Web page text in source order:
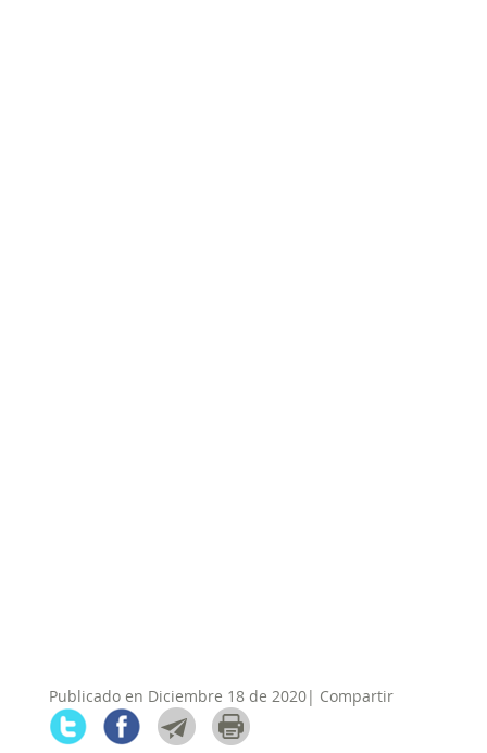
Publicado en Diciembre 18 de 2020| Compartir